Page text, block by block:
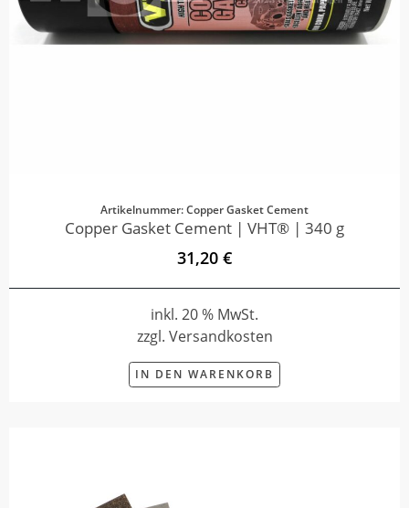
Artikelnummer: Copper Gasket Cement
Copper Gasket Cement | VHT® | 340 g
31,20 €
inkl. 20 % MwSt.
zzgl. Versandkosten
IN DEN WARENKORB